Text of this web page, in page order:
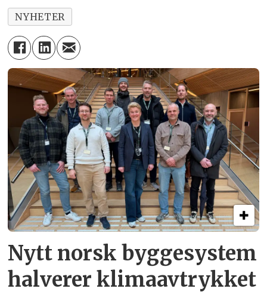
NYHETER
Nytt norsk byggesystem
halverer klimaavtrykket